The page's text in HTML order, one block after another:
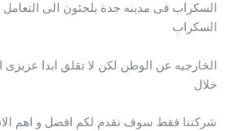
السكراب فى مدينه جدة يلجئون الى
السكراب
الخارجيه عن الوطن لكن لا تقلق ابدا
خلال
شركتنا فقط سوف نقدم لكم افضل و اهم